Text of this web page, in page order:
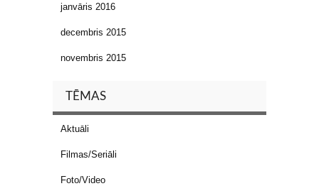
janvāris 2016
decembris 2015
novembris 2015
TĒMAS
Aktuāli
Filmas/Seriāli
Foto/Video